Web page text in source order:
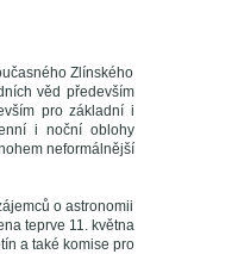
Zlínského
věd především
pro základní i
i noční oblohy
neformálnější
o astronomii
teprve 11. května
a také komise pro